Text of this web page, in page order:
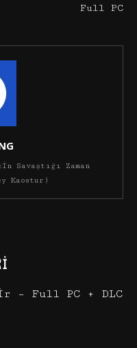
Full PC
Savaştığı Zaman
Kaostur)
– Full PC + DLC